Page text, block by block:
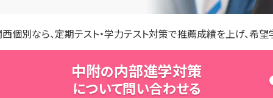
個別なら、定期テスト・学力テスト対策で推薦成績を上げ、希
中附の内部進学対策
について問い合わせる